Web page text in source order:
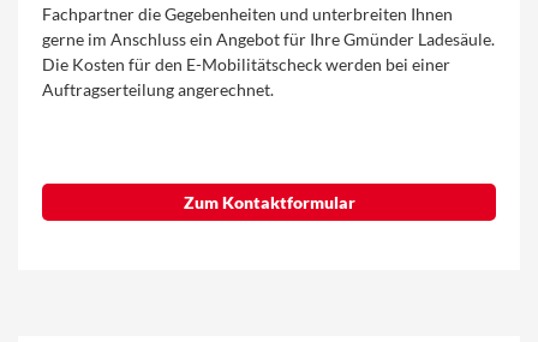
Fachpartner die Gegebenheiten und unterbreiten Ihnen
gerne im Anschluss ein Angebot für Ihre Gmünder Ladesäule.
Die Kosten für den E-Mobilitätscheck werden bei einer
Auftragserteilung angerechnet.
Zum Kontaktformular